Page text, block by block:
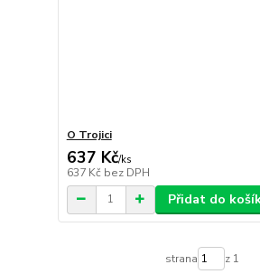
O Trojici
637 Kč/ks
637 Kč bez DPH
Přidat do
strana z 1